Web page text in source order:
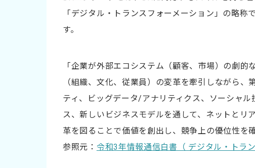
DXエンジニアに必要なスキルとマインドセット
資格はスキル評価の参考になる
DXエンジニアを確保する方法
社内で育成する
新規で雇用する
「デジタル・トランスフォーメーション」の略称
す。
「企業が外部エコシステム（顧客、市場）の劇的
（組織、文化、従業員）の変革を牽引しながら
ティ、ビッグデータ/アナリティクス、ソーシャ
ス、新しいビジネスモデルを通して、ネットとリ
革を図ることで価値を創出し、競争上の優位性を
参照元： 令和3年情報通信白書（ デジタル・トラ